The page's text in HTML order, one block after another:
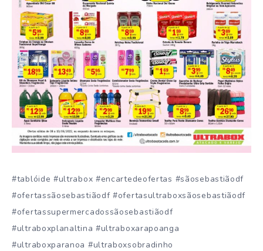
#tablóide #ultrabox #encartedeofertas #sãosebastiãodf
#ofertassãosebastiãodf #ofertasultraboxsãosebastiãodf
#ofertassupermercadossãosebastiãodf
#ultraboxplanaltina #ultraboxarapoanga
#ultraboxparanoa #ultraboxsobradinho